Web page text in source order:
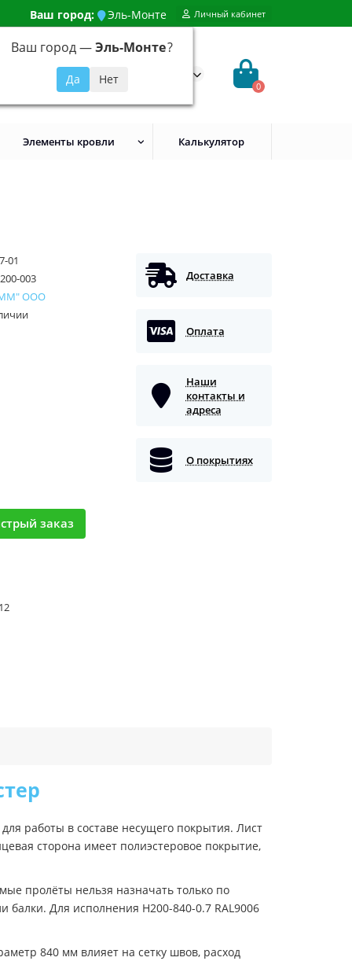
Ваш город: Эль-Монте
Ваш город —Эль-Монте?
Личный кабинет
648-92-94
0
Элементы кровли Калькулятор
01
003
ООО
заказ
Доставка
Оплата
Наши
контакты и
адреса
О покрытиях
работы в составе несущего покрытия. Лист
сторона имеет полиэстеровое покрытие,
пролёты нельзя назначать только по
балки. Для исполнения Н200-840-0.7 RAL9006
840 мм влияет на сетку швов, расход